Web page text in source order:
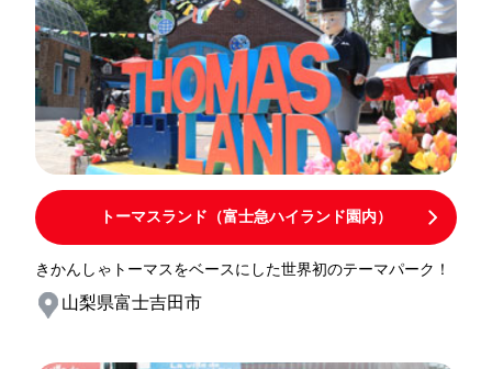
トーマスランド（富士急ハイランド園内）
きかんしゃトーマスをベースにした世界初のテーマパーク！
山梨県富士吉田市